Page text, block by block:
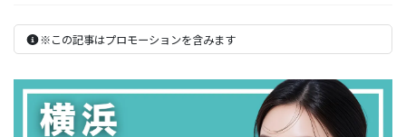
※この記事はプロモーションを含みます